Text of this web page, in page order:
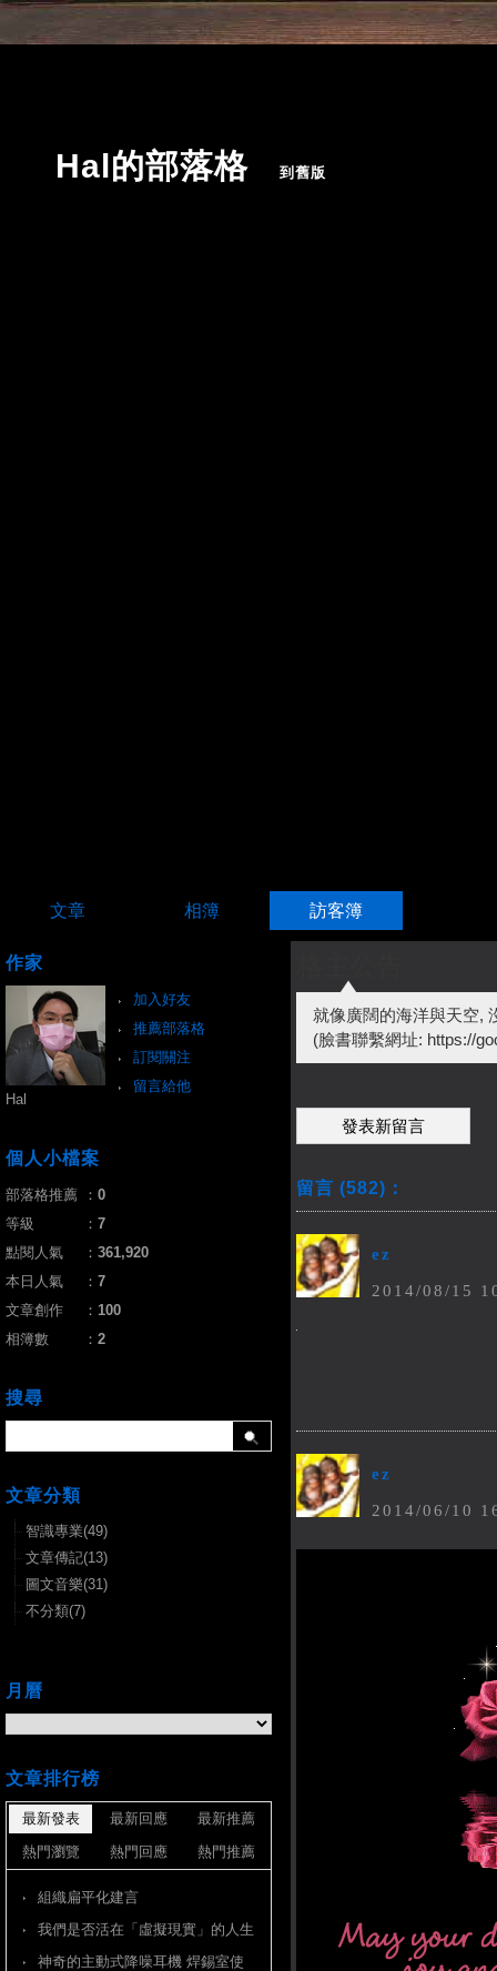
Hal的部落格 到舊版
文章 相簿 訪客簿
就像廣闊的海洋與天空,
(臉書聯繫網址: https://
發表新留言
留言 (582)：
ez
2014/08/15
ez
2014/06/10
作家
加入好友
推薦部落格
訂閱關注
留言給他
Hal
個人小檔案
部落格推薦 ： 0
等級
： 7
點閱人氣
： 361,920
本日人氣
： 7
文章創作
： 100
相簿數
： 2
搜尋
文章分類
智識專業(49)
文章傳記(13)
圖文音樂(31)
不分類(7)
月曆
文章排行榜
最新發表 最新回應
最新推薦
熱門瀏覽
熱門回應 熱門推薦
組織扁平化建言
我們是否活在「虛擬現實」的人生
神奇的主動式降噪耳機 焊錫室使